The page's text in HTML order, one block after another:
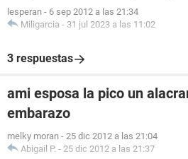
lesperan - 6 sep 2012 a las 21:34
Miligarcia - 31 jul 2023 a las 11:02
3 respuestas
ami esposa la pico un
embarazo
melky moran - 25 dic 2012 a las 21:04
Abigail P. - 25 dic 2012 a las 21:37